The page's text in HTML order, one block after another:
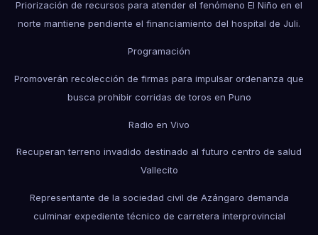
Priorización de recursos para atender el fenómeno El Niño en el
norte mantiene pendiente el financiamiento del hospital de Juli.
Programación
Promoverán recolección de firmas para impulsar ordenanza que
busca prohibir corridas de toros en Puno
Radio en Vivo
Recuperan terreno invadido destinado al futuro centro de salud
Vallecito
Representante de la sociedad civil de Azángaro demanda
culminar expediente técnico de carretera interprovincial